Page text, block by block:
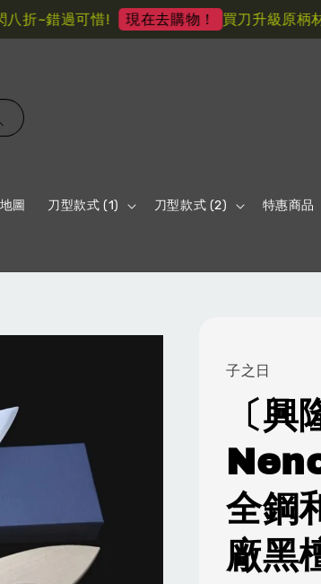
~錯過可惜! 現在去購物！ 買刀升級原柄材
圖 刀型款式 (1) 刀型款式 (2) 特惠商品
子之日
〔
全鋼
廠黑